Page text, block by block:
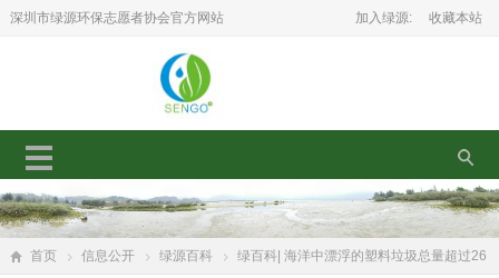
深圳市绿源环保志愿者协会官方网站 加入绿源: 收藏本站
首页 信息公开 绿源百科 绿百科| 海洋中漂浮的塑料垃圾总量超过26